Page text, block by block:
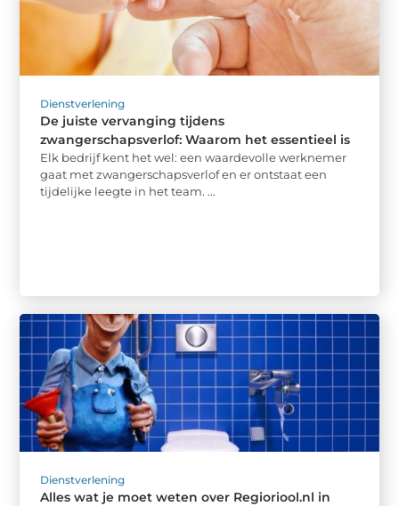
Dienstverlening
De juiste vervanging tijdens
zwangerschapsverlof: Waarom het essentieel is
Elk bedrijf kent het wel: een waardevolle werknemer
gaat met zwangerschapsverlof en er ontstaat een
tijdelijke leegte in het team. ...
Dienstverlening
Alles wat je moet weten over Regioriool.nl in